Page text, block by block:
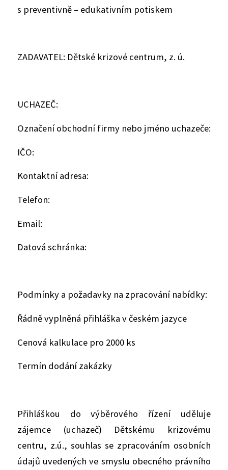
s preventivně – edukativním potiskem
ZADAVATEL: Dětské krizové centrum, z. ú.
UCHAZEČ:
Označení obchodní firmy nebo jméno uchazeče:
IČO:
Kontaktní adresa:
Telefon:
Email:
Datová schránka:
Podmínky a požadavky na zpracování nabídky:
Řádně vyplněná přihláška v českém jazyce
Cenová kalkulace pro 2000 ks
Termín dodání zakázky
Přihláškou do výběrového řízení uděluje
zájemce (uchazeč) Dětskému krizovému
centru, z.ú., souhlas se zpracováním osobních
údajů uvedených ve smyslu obecného právního